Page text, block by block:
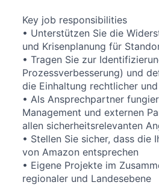
Key job responsibilities
• Unterstützen Sie die
und Krisenplanung für
• Tragen Sie zur
Prozessverbesserung) und
die Einhaltung rechtlicher
• Als Ansprechpartner
Management und externen
allen sicherheitsrelevanten
• Stellen Sie sicher, dass die
von Amazon entsprechen
• Eigene Projekte im
regionaler und Landesebene